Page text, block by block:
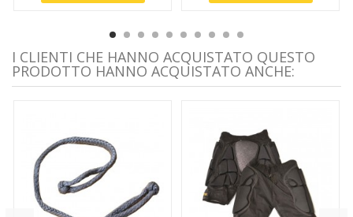
I CLIENTI CHE HANNO ACQUISTATO QUESTO
PRODOTTO HANNO ACQUISTATO ANCHE: